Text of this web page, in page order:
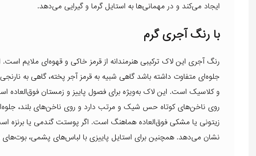
ایجاد می‌کند و در مهمانی‌ها به استایل گرما و گیرایی می‌دهد.
با رنگ آجری گرم
رنگآجری این لاک ترکیبی هنرمندانه از قرمز خاکی و قهوه‌ای ملایم
جلوه‌ای متفاوت داشته باشد گاهی شبیه به قرمز آجر پخته، گاهی به
و کلاسیک است. این لاک به‌ویژه برای فصول پاییز و زمستان
روی ناخن‌های کوتاه حس شیک و مرتب دارد و روی ناخن‌های بلند،
زیتونی یا مشکی فوق‌العاده هماهنگ است. اگر پوستت گندمی یا برنزه
نشان می‌دهد. همچنین برای استایل پاییزی با لباس‌های پشمی،